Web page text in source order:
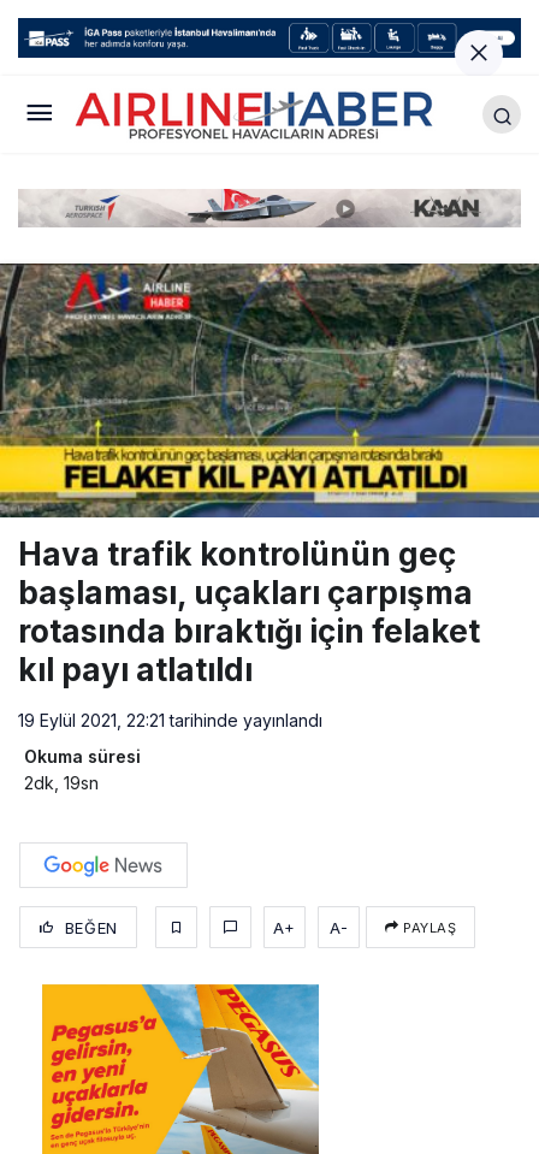
Hava trafik kontrolünün geç
başlaması, uçakları çarpışma
rotasında bıraktığı için felaket
kıl payı atlatıldı
19 Eylül 2021, 22:21 tarihinde yayınlandı
Okuma süresi
2dk, 19sn
BEĞEN A+ A- PAYLAŞ